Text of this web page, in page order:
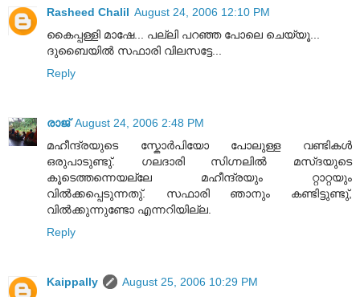
Rasheed Chalil August 24, 2006 12:10 PM
കൈപ്പള്ളി മാഷേ... പല്ലി പറഞ്ഞ പോലെ ചെയ്യൂ‍...
ദുബൈയില്‍ സഫാരി വിലസട്ടേ...
Reply
രാജ് August 24, 2006 2:48 PM
മഹീന്ദ്രയുടെ സ്കോര്‍പിയോ പോലുള്ള വണ്ടികള്‍
ഒരുപാടുണ്ടു്. ഗലദാരി സിഗ്നലില്‍ മസ്ദയുടെ
കൂടെത്തന്നെയല്ലേ മഹീന്ദ്രയും റ്റാറ്റയും
വില്‍ക്കപ്പെടുന്നതു്. സഫാരി ഞാനും കണ്ടിട്ടുണ്ടു്,
വില്‍ക്കുന്നുണ്ടോ എന്നറിയില്ല.
Reply
Kaippally
August 25, 2006 10:29 PM